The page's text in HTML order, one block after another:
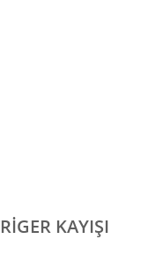
KAYIŞI